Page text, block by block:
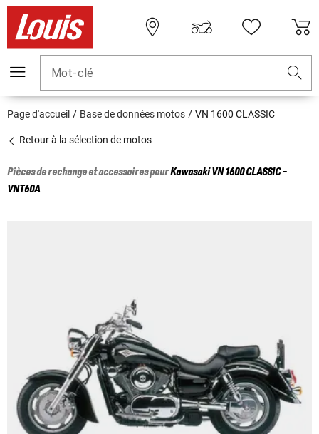
Mot-clé
Page d'accueil Base de données motos VN 1600 CLASSIC
Retour à la sélection de motos
Pièces de rechange et accessoires pourKawasakiVN 1600 CLASSIC -
VNT60A